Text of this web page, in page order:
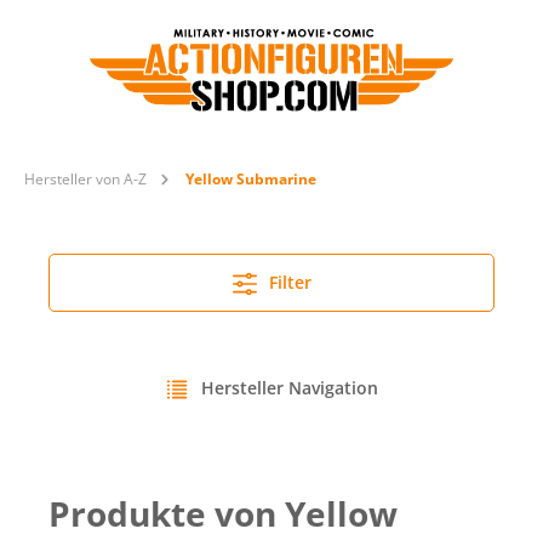
Hersteller von A-Z Yellow Submarine
Filter
Hersteller Navigation
Produkte von Yellow